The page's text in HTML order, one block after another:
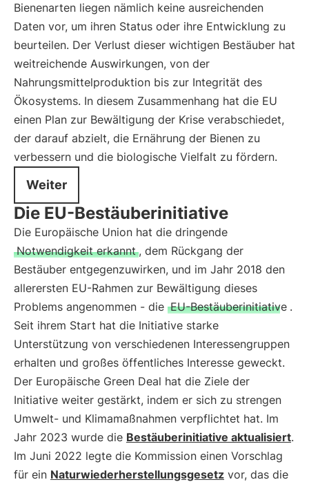
Bienenarten liegen nämlich keine ausreichenden
Daten vor, um ihren Status oder ihre Entwicklung zu
beurteilen. Der Verlust dieser wichtigen Bestäuber hat
weitreichende Auswirkungen, von der
Nahrungsmittelproduktion bis zur Integrität des
Ökosystems. In diesem Zusammenhang hat die EU
einen Plan zur Bewältigung der Krise verabschiedet,
der darauf abzielt, die Ernährung der Bienen zu
verbessern und die biologische Vielfalt zu fördern.
Weiter
Die EU-Bestäuberinitiative
Die Europäische Union hat die dringende
Notwendigkeit erkannt , dem Rückgang der
Bestäuber entgegenzuwirken, und im Jahr 2018 den
allerersten EU-Rahmen zur Bewältigung dieses
Problems angenommen - die EU-Bestäuberinitiative .
Seit ihrem Start hat die Initiative starke
Unterstützung von verschiedenen Interessengruppen
erhalten und großes öffentliches Interesse geweckt.
Der Europäische Green Deal hat die Ziele der
Initiative weiter gestärkt, indem er sich zu strengen
Umwelt- und Klimamaßnahmen verpflichtet hat. Im
Jahr 2023 wurde die Bestäuberinitiative aktualisiert.
Im Juni 2022 legte die Kommission einen Vorschlag
für ein Naturwiederherstellungsgesetz vor, das die